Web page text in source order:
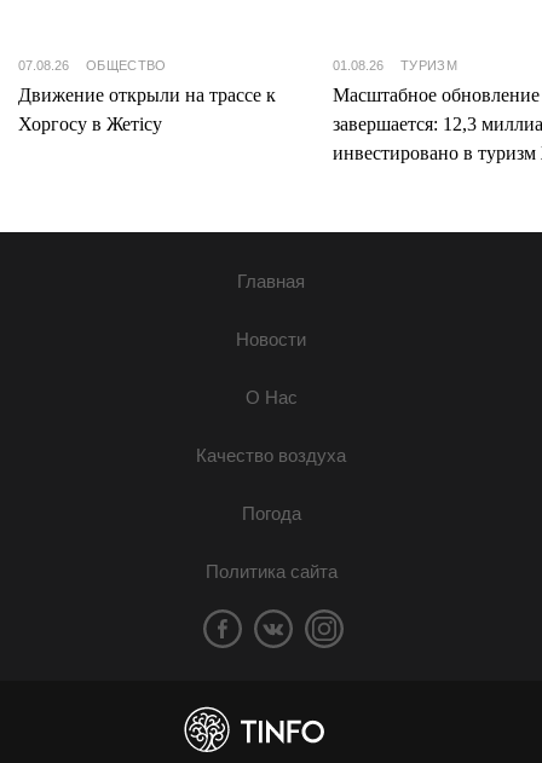
07.08.26 ОБЩЕСТВО
Движение открыли на трассе к
Хоргосу в Жетісу
01.08.26 ТУРИЗМ
Масштабное
завершается: 12,3
инвестировано в туризм
Главная
Новости
О Нас
Качество воздуха
Погода
Политика сайта